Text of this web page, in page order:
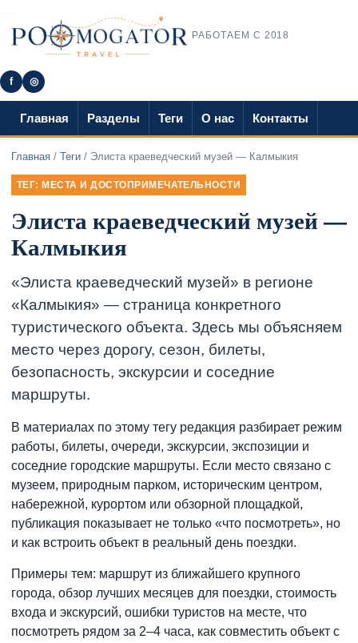
РАБОТАЕМ С 2018
f ◎
Главная Разделы Теги О нас Контакты
Главная / Теги / Элиста краеведческий музей — Калмыкия
ТЕГ: МЕСТА И ДОСТОПРИМЕЧАТЕЛЬНОСТИ
Элиста краеведческий музей —
Калмыкия
«Элиста краеведческий музей» в регионе
«Калмыкия» — страница конкретного
туристического объекта. Здесь мы объясняем
место через дорогу, сезон, билеты,
безопасность, экскурсии и соседние
маршруты.
В материалах по этому тегу редакция разбирает режим
работы, билеты, очереди, экскурсии, экспозиции и
соседние городские маршруты. Если место связано с
музеем, природным парком, историческим центром,
набережной, курортом или обзорной площадкой,
публикация показывает не только «что посмотреть», но
и как встроить объект в реальный день поездки.
Примеры тем: маршрут из ближайшего крупного
города, обзор лучших месяцев для поездки, стоимость
входа и экскурсий, ошибки туристов на месте, что
посмотреть рядом за 2–4 часа, как совместить объект с